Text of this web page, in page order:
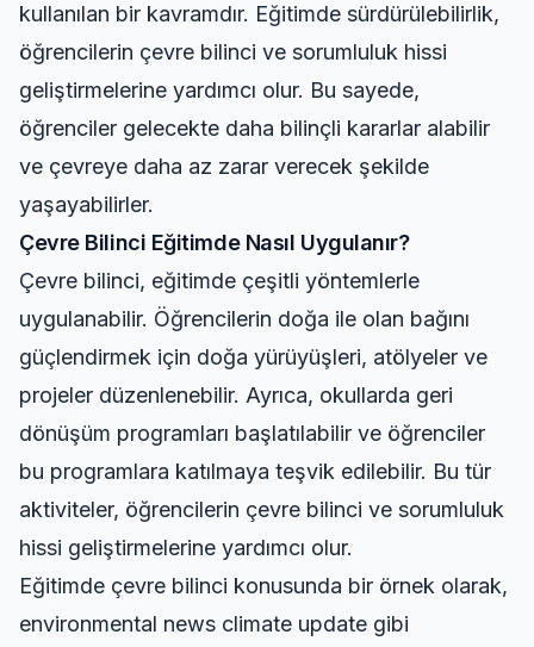
kullanılan bir kavramdır. Eğitimde sürdürülebilirlik,
öğrencilerin çevre bilinci ve sorumluluk hissi
geliştirmelerine yardımcı olur. Bu sayede,
öğrenciler gelecekte daha bilinçli kararlar alabilir
ve çevreye daha az zarar verecek şekilde
yaşayabilirler.
Çevre Bilinci Eğitimde Nasıl Uygulanır?
Çevre bilinci, eğitimde çeşitli yöntemlerle
uygulanabilir. Öğrencilerin doğa ile olan bağını
güçlendirmek için doğa yürüyüşleri, atölyeler ve
projeler düzenlenebilir. Ayrıca, okullarda geri
dönüşüm programları başlatılabilir ve öğrenciler
bu programlara katılmaya teşvik edilebilir. Bu tür
aktiviteler, öğrencilerin çevre bilinci ve sorumluluk
hissi geliştirmelerine yardımcı olur.
Eğitimde çevre bilinci konusunda bir örnek olarak,
environmental news climate update gibi